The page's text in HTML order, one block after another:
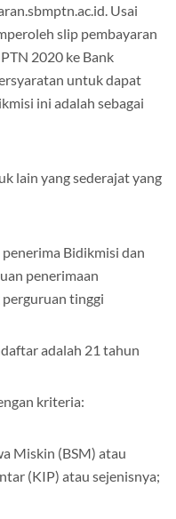
Usai
slip pembayaran
2020 ke Bank
untuk dapat
ini adalah sebagai
lain yang sederajat yang
Bidikmisi dan
penerimaan
perguruan tinggi
adalah 21 tahun
kriteria:
Miskin (BSM) atau
(KIP) atau sejenisnya;